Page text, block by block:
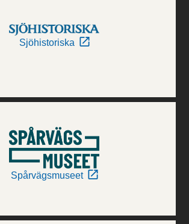
Sjöhistoriska
Spårvägsmuseet